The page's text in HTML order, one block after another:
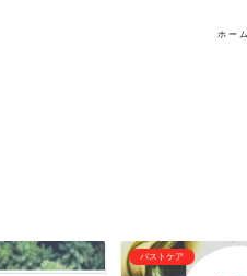
ホーム
その他オススメ記事